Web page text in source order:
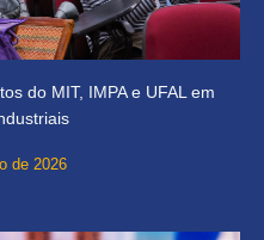
do MIT, IMPA e UFAL em
de 2026